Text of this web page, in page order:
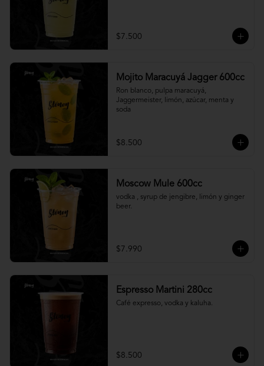
$7.500
Mojito Maracuyá Jagger 600cc
Ron blanco, pulpa maracuyá,
Jaggermeister, limón, azúcar, menta y
soda
$8.500
Moscow Mule 600cc
vodka , syrup de jengibre, limón y ginger
beer.
$7.990
Espresso Martini 280cc
Café expresso, vodka y kaluha.
$8.500